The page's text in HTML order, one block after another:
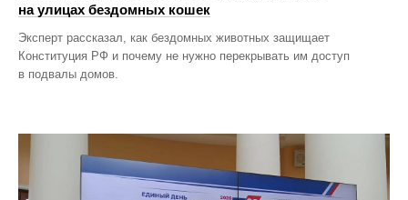
на улицах бездомных кошек
Эксперт рассказал, как бездомных животных защищает
Конституция РФ и почему не нужно перекрывать им доступ
в подвалы домов.